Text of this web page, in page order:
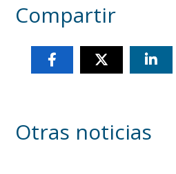
Compartir
Otras noticias